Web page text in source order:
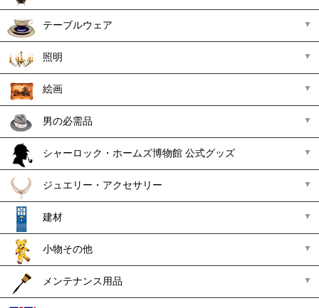
テーブルウェア
照明
絵画
男の必需品
シャーロック・ホームズ博物館 公式グッズ
ジュエリー・アクセサリー
建材
小物その他
メンテナンス用品